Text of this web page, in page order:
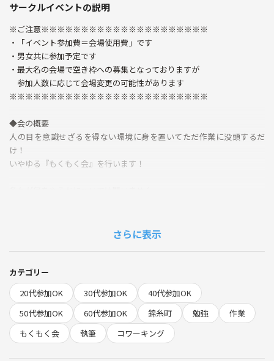
サークルイベントの説明
※ご注意※※※※※※※※※※※※※※※※※※※※※
・「イベント参加費＝会場使用費」です
・男女共に参加予定です
・最大名の会場で空き枠への募集となっておりますが
参加人数に応じて会場変更の可能性があります
※※※※※※※※※※※※※※※※※※※※※※※※※
◆会の概要
人の目を意識せざるを得ない環境に身を置いてただ作業に没頭するだ
け！
いやゆる『もくもく会』を行います！
学校の勉強、資格の勉強、動画編集、作曲、執筆、編み物なんなら家計
募集主はひたすらPCで物語の執筆など、文章作成を行います
◆タイムテーブル
以前は1時間おき位に休憩を入れていましたが最近は参加者が集まった
タイミングで軽く自己紹介を行う小休止を入れる程度です。
その後は終了時刻まで参加者皆様のペースに任せて作業と休憩を取って
さらに表示
カテゴリー
20代参加OK
30代参加OK
40代参加OK
50代参加OK
60代参加OK 錦糸町 勉強
作業
もくもく会
執筆 コワーキング